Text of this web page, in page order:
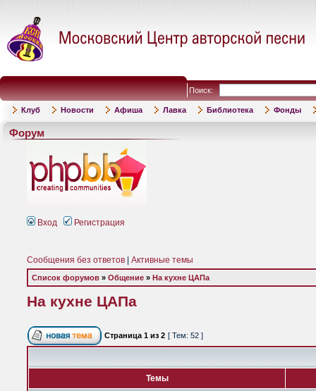
Поиск:
Клуб Новости Афиша Лавка Библиотека Фонды
Форум
Вход Регистрация
Сообщения без ответов Активные темы
Список форумов » Общение » На кухне ЦАПа
На кухне ЦАПа
Страница 1 из 2 [ Тем: 52 ]
Темы